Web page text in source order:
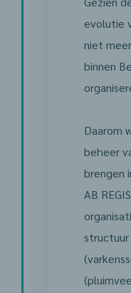
evolutie
niet
binnen
Daarom
beheer
brengen
AB